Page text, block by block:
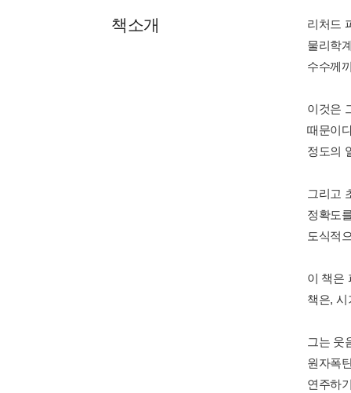
책소개
리처드
물리학
수수께
이것은
때문이
정도의
그리고
정확도
도식적
이 책은
책은,
그는 웃
원자폭
연주하